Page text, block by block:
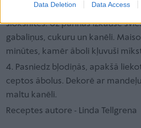
Data Deletion Data Access
3. Ābolu iztīra un sagriež mazos
sloksnītēs. Uz pannas izkausē
gabaliņus, cukuru un kanēli.
minūtes, kamēr āboli kļuvuši
4. Pasniedz bļodiņās, apakšā
ceptos ābolus. Dekorē ar
maltu kanēli.
Receptes autore - Linda Tellgrena